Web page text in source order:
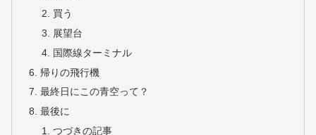
買う
展望台
国際線ターミナル
帰りの飛行機
最終日にこの青空って？
最後に
つづきの記事